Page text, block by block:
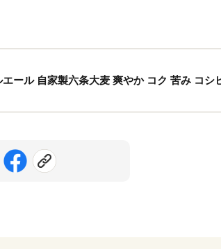
ール 自家製六条大麦 爽やか コク 苦み コシ